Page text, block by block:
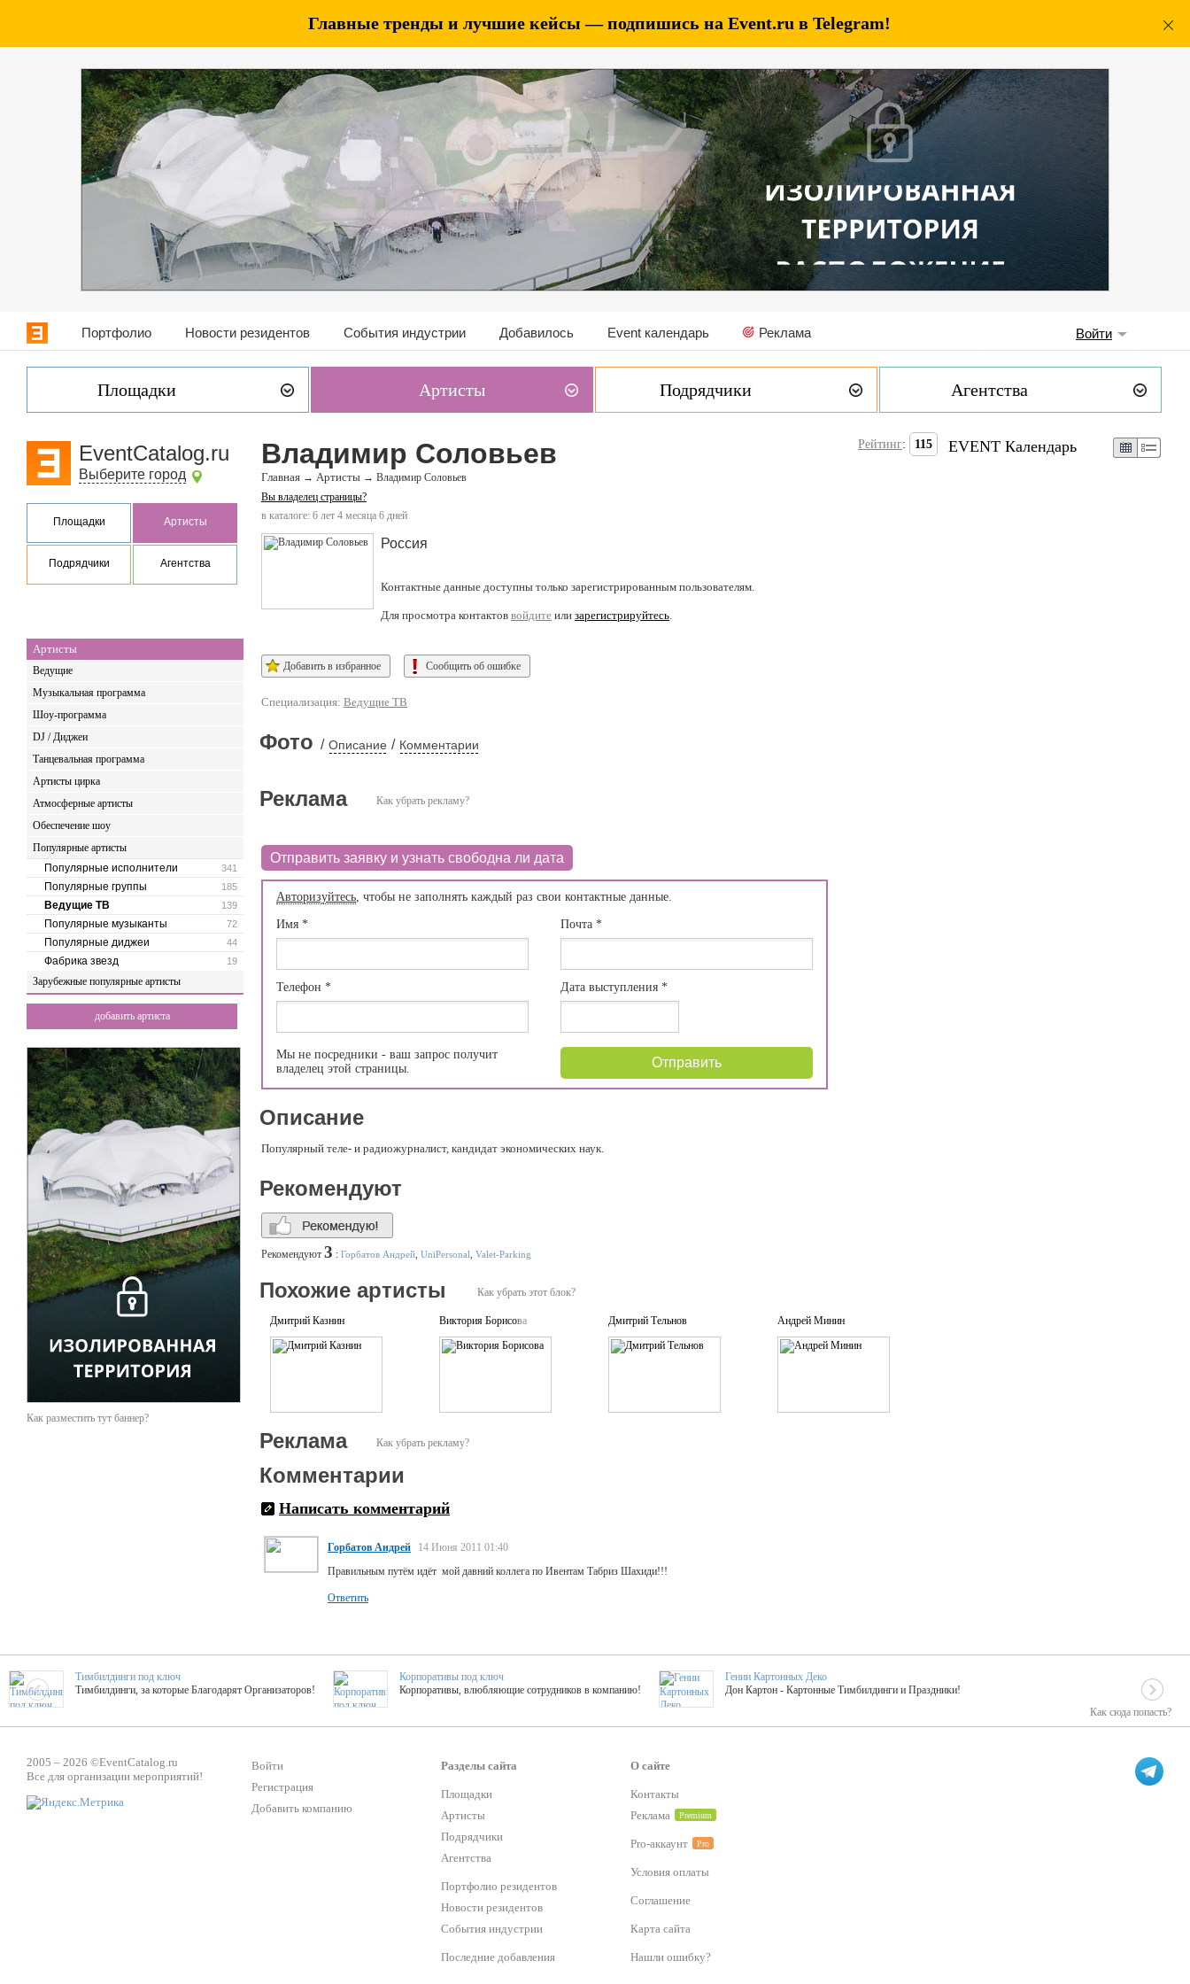
Главные тренды и лучшие кейсы — подпишись на Event.ru в Telegram!
Портфолио Новости резидентов События индустрии Добавилось Event календарь Реклама Войти
Площадки Артисты Подрядчики Агентства
EventCatalog.ru
Выберите город
Площадки Артисты
Подрядчики Агентства
Артисты
Ведущие
Музыкальная программа
Шоу-программа
DJ / Диджеи
Танцевальная программа
Артисты цирка
Атмосферные артисты
Обеспечение шоу
Популярные артисты
341
Популярные исполнители
185
Популярные группы
139
Ведущие ТВ
72
Популярные музыканты
44
Популярные диджеи
19
Фабрика звезд
Зарубежные популярные артисты
добавить артиста
Как разместить тут баннер?
Владимир Соловьев
Главная → Артисты → Владимир Соловьев
Вы владелец страницы?
в каталоге: 6 лет 4 месяца 6 дней
Рейтинг: 115
Россия
Контактные данные доступны только зарегистрированным пользователям.
Для просмотра контактов войдите или зарегистрируйтесь.
Добавить в избранное Сообщить об ошибке
Специализация: Ведущие ТВ
Фото / Описание / Комментарии
Как убрать рекламу?
Реклама
Отправить заявку и узнать свободна ли дата
Авторизуйтесь, чтобы не заполнять каждый раз свои контактные данные.
Имя *
Телефон *
Мы не посредники - ваш запрос получит
владелец этой страницы.
Почта*
Дата выступления*
Отправить
Описание
Популярный теле- и радиожурналист, кандидат экономических наук.
Рекомендуют
Рекомендуют 3 : Горбатов Андрей UniPersonal Valet-Parking
Как убрать этот блок?
Похожие артисты
Дмитрий Казнин Виктория Борисова Дмитрий Тельнов Андрей Минин
Как убрать рекламу?
Реклама
Комментарии
Написать комментарий
Горбатов Андрей
14 Июня 2011 01:40
Правильным путём идёт мой давний коллега по Ивентам Табриз Шахиди!!!
Ответить
EVENT Календарь
Как сюда попасть?
Тимбилдинги под ключ
Тимбилдинги, за которые Благодарят Организаторов!
Корпоративы под ключ
Корпоративы, влюбляющие сотрудников в компанию!
Гении Картонных Деко
Дон Картон - Картонные Тимбилдинги и Праздники!
ТОПовые мастер-классы на мероприятие! Гибкие цены!
ShowTex - Декор и Ди
Мастер-классы
ТОП 25 активностей! Смета за 15 минут!
Букинг компания №1
Оперативная информация о любых зарубежных артистах
Каждый второй заказ контента со скидкой в 15%
Хотите весело?
Тематический БАР от 50 000 р.
2005 – 2026 ©EventCatalog.ru
Все для организации мероприятий!
Войти
Регистрация
Добавить компанию
Разделы сайта
Площадки
Артисты
Подрядчики
Агентства
Портфолио резидентов
Новости резидентов
События индустрии
Последние добавления
О сайте
Контакты
Реклама
Premium
Pro-аккаунт Pro
Условия оплаты
Соглашение
Карта сайта
Нашли ошибку?